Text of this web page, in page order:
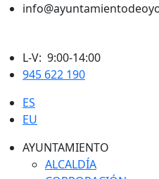
L-V: 9:00-14:00
945 622 190
ES
EU
AYUNTAMIENTO
ALCALDÍA